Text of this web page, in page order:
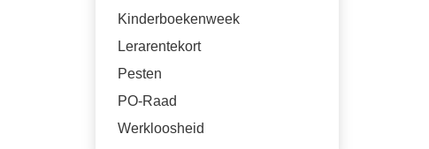
Kinderboekenweek
Lerarentekort
Pesten
PO-Raad
Werkloosheid